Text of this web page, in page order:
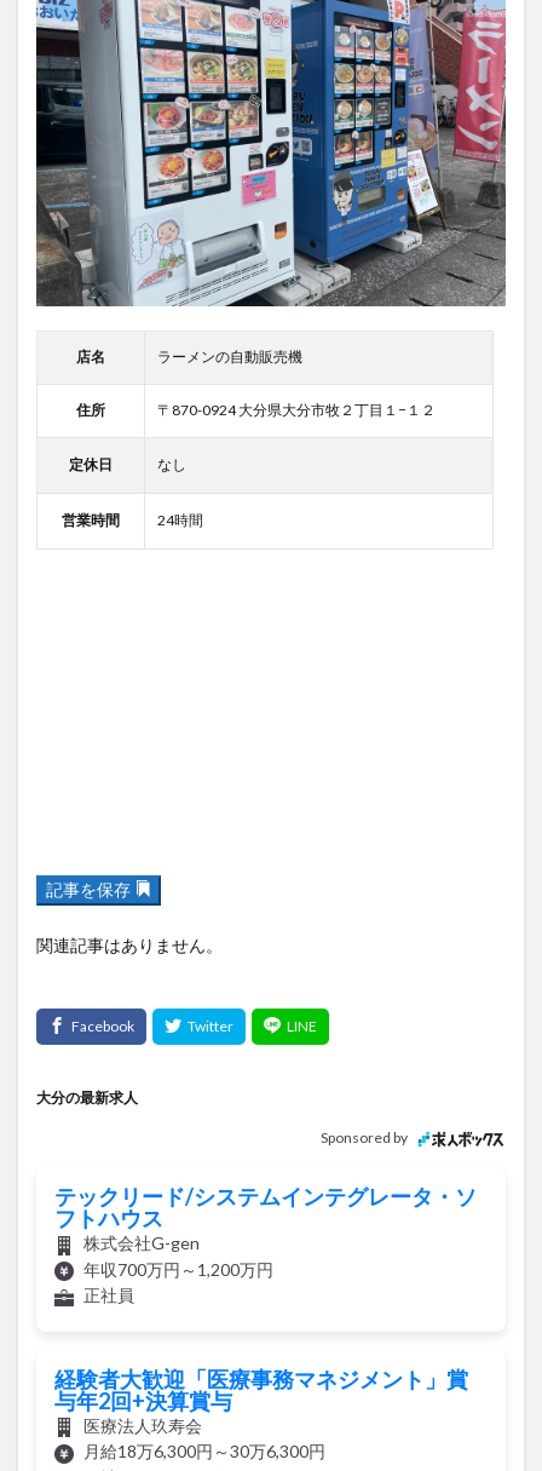
店名 ラーメンの自動販売機
住所 〒870-0924 大分県大分市牧２丁目１−１２
定休日 なし
営業時間 24時間
記事を保存
関連記事はありません。
大分の最新求人
Sponsored by
テックリード/システムインテグレータ・ソ
フトハウス
株式会社G-gen
年収700万円～1,200万円
正社員
経験者大歓迎「医療事務マネジメント」賞
与年2回+決算賞与
医療法人玖寿会
月給18万6,300円～30万6,300円